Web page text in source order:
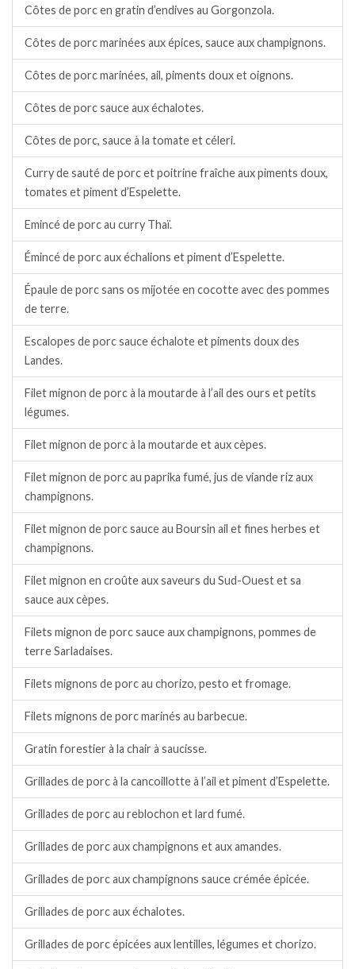
Côtes de porc en gratin d’endives au Gorgonzola.
Côtes de porc marinées aux épices, sauce aux champignons.
Côtes de porc marinées, ail, piments doux et oignons.
Côtes de porc sauce aux échalotes.
Côtes de porc, sauce à la tomate et céleri.
Curry de sauté de porc et poitrine fraîche aux piments doux,
tomates et piment d’Espelette.
Emincé de porc au curry Thaï.
Émincé de porc aux échalions et piment d’Espelette.
Épaule de porc sans os mijotée en cocotte avec des pommes
de terre.
Escalopes de porc sauce échalote et piments doux des
Landes.
Filet mignon de porc à la moutarde à l’ail des ours et petits
légumes.
Filet mignon de porc à la moutarde et aux cèpes.
Filet mignon de porc au paprika fumé, jus de viande riz aux
champignons.
Filet mignon de porc sauce au Boursin ail et fines herbes et
champignons.
Filet mignon en croûte aux saveurs du Sud-Ouest et sa
sauce aux cèpes.
Filets mignon de porc sauce aux champignons, pommes de
terre Sarladaises.
Filets mignons de porc au chorizo, pesto et fromage.
Filets mignons de porc marinés au barbecue.
Gratin forestier à la chair à saucisse.
Grillades de porc à la cancoillotte à l’ail et piment d’Espelette.
Grillades de porc au reblochon et lard fumé.
Grillades de porc aux champignons et aux amandes.
Grillades de porc aux champignons sauce crémée épicée.
Grillades de porc aux échalotes.
Grillades de porc épicées aux lentilles, légumes et chorizo.